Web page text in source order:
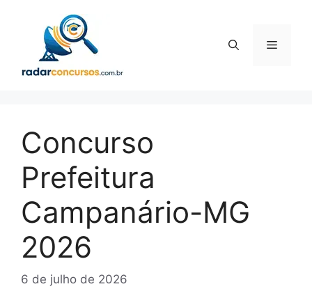
conteúdo
Menu
Concurso
Prefeitura
Campanário-MG
2026
6 de julho de 2026